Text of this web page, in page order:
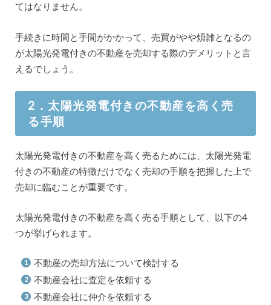
てはなりません。
手続きに時間と手間がかかって、売買がやや煩雑となるの
が太陽光発電付きの不動産を売却する際のデメリットと言
えるでしょう。
2．太陽光発電付きの不動産を高く売
る手順
太陽光発電付きの不動産を高く売るためには、太陽光発電
付きの不動産の特徴だけでなく売却の手順を把握した上で
売却に臨むことが重要です。
太陽光発電付きの不動産を高く売る手順として、以下の4
つが挙げられます。
不動産の売却方法について検討する
不動産会社に査定を依頼する
不動産会社に仲介を依頼する